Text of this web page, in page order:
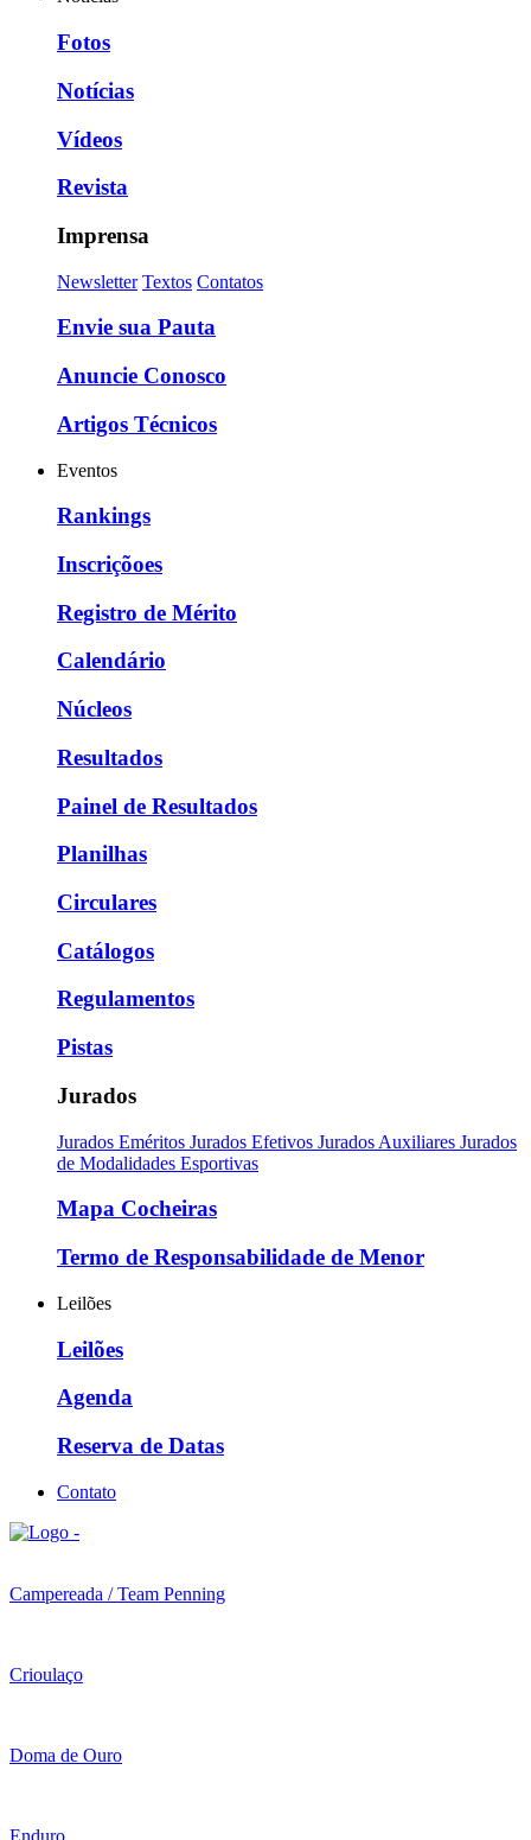
Fotos
Notícias
Vídeos
Revista
Imprensa
Newsletter Textos Contatos
Envie sua Pauta
Anuncie Conosco
Artigos Técnicos
Eventos
Rankings
Inscriçõoes
Registro de Mérito
Calendário
Núcleos
Resultados
Painel de Resultados
Planilhas
Circulares
Catálogos
Regulamentos
Pistas
Jurados
Jurados Eméritos Jurados Efetivos Jurados Auxiliares Jurados
de Modalidades Esportivas
Mapa Cocheiras
Termo de Responsabilidade de Menor
Leilões
Leilões
Agenda
Reserva de Datas
Contato
Campereada / Team Penning
Crioulaço
Doma de Ouro
Enduro